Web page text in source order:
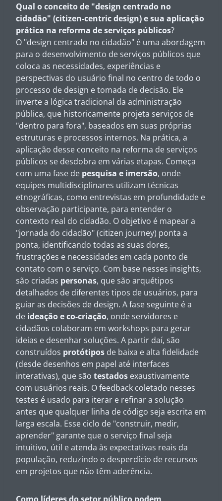
Qual o conceito de "design centrado no
cidadão" (citizen-centric design) e sua aplicação
prática na reforma de serviços públicos?
O "design centrado no cidadão" é uma abordagem
para o desenvolvimento de serviços públicos que
coloca as necessidades, experiências e
perspectivas do usuário final no centro de todo o
processo de design e tomada de decisão. Ele
inverte a lógica tradicional da administração
pública, que historicamente projeta serviços de
"dentro para fora", baseados em suas próprias
estruturas e processos internos. Na prática, a
aplicação desse conceito na reforma de serviços
públicos se desdobra em várias etapas. Começa
com uma fase de pesquisa e imersão, onde
equipes multidisciplinares utilizam técnicas
etnográficas, como entrevistas em profundidade e
observação participante, para entender o
contexto real do cidadão. O objetivo é mapear a
"jornada do cidadão" (citizen journey) ponta a
ponta, identificando todas as suas dores,
frustrações e necessidades em cada ponto de
contato com o serviço. Com base nesses insights,
são criadas personas, que são arquétipos
detalhados de diferentes tipos de usuários, para
guiar as decisões de design. A fase seguinte é a
de ideação e co-criação, onde servidores e
cidadãos colaboram em workshops para gerar
ideias e desenhar soluções. A partir daí, são
construídos protótipos de baixa e alta fidelidade
(desde desenhos em papel até interfaces
interativas), que são testados exaustivamente
com usuários reais. O feedback coletado nesses
testes é usado para iterar e refinar a solução
antes que qualquer linha de código seja escrita em
larga escala. Esse ciclo de "construir, medir,
aprender" garante que o serviço final seja
intuitivo, útil e atenda às expectativas reais da
população, reduzindo o desperdício de recursos
em projetos que não têm aderência.